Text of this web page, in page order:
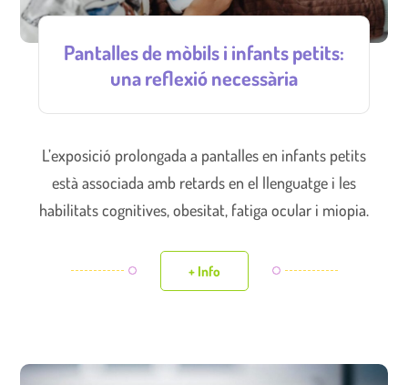
Pantalles de mòbils i infants petits:
una reflexió necessària
L’exposició prolongada a pantalles en infants petits
està associada amb retards en el llenguatge i les
habilitats cognitives, obesitat, fatiga ocular i miopia.
+ Info